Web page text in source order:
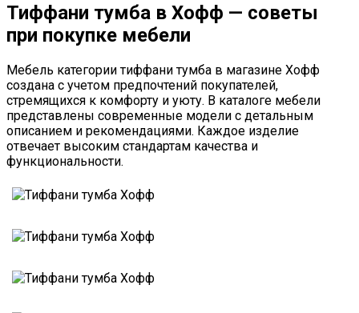
Тиффани тумба в Хофф — советы
при покупке мебели
Мебель категории тиффани тумба в магазине Хофф
создана с учетом предпочтений покупателей,
стремящихся к комфорту и уюту. В каталоге мебели
представлены современные модели с детальным
описанием и рекомендациями. Каждое изделие
отвечает высоким стандартам качества и
функциональности.